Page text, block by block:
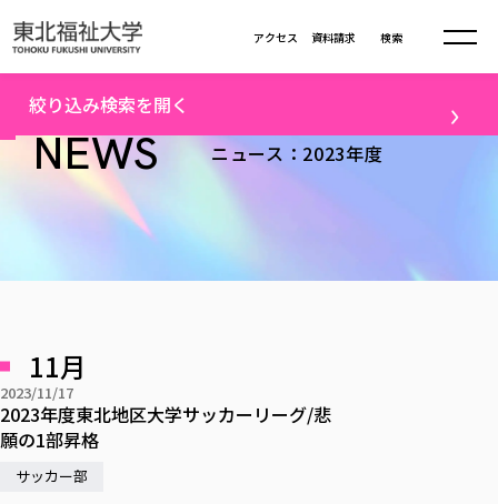
資料請求
アクセス 検索
建学の精神・教育の理念
学長室の窓
教育方針
各種方針
大学の概要
大学の歩み
学生・教職員・卒業生数
学則
大学の取り組み
大学の取り組み
社会連携・研究
カリキュラム編成ガイドライン
情報公開
情報公開
学部・大学院
学部・大学院TOP
総合福祉学部
社会福祉学科
福祉心理学科
福祉行政学科
共生まちづくり学部
共生まちづくり学部
共生まちづくり学科
教育学部
教育学部
入学試験 進路・就職 TOP
就職状況
課外活動
国際交流
NEWS ニュース：2023年度
絞り込み検索を開く
テーマ
すべて
配信対象
11月
2023/11/17
2023年度東北地区大学サッカーリーグ/悲
願の1部昇格
サッカー部